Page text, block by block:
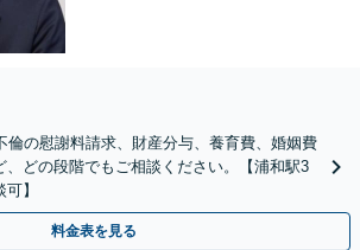
倫の慰謝料請求、財産分与、養育費、婚姻費
、どの段階でもご相談ください。【浦和駅3
】
料金表を見る